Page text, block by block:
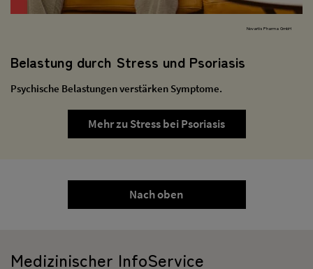
Novartis Pharma GmbH
Belastung durch Stress und Psoriasis
Psychische Belastungen verstärken Symptome.
Mehr zu Stress bei Psoriasis
Nach oben
Medizinischer InfoService